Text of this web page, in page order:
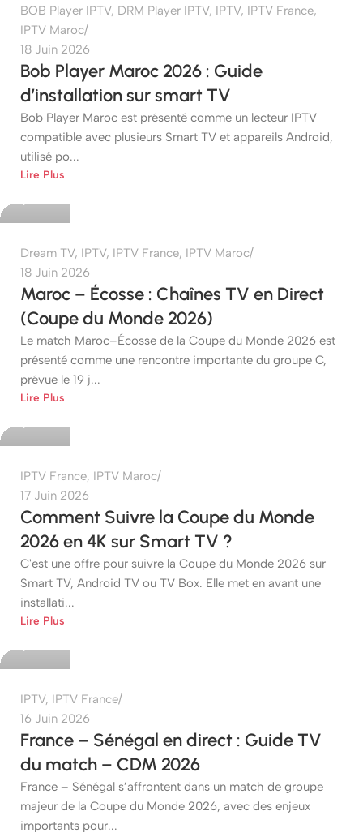
BOB Player IPTV, DRM Player IPTV, IPTV, IPTV France,
IPTV Maroc
18 Juin 2026
Bob Player Maroc 2026 : Guide
d’installation sur smart TV
Bob Player Maroc est présenté comme un lecteur IPTV
compatible avec plusieurs Smart TV et appareils Android,
utilisé po...
Lire Plus
etshop
Dream TV, IPTV, IPTV France, IPTV Maroc
18 Juin 2026
Maroc – Écosse : Chaînes TV en Direct
(Coupe du Monde 2026)
Le match Maroc–Écosse de la Coupe du Monde 2026 est
présenté comme une rencontre importante du groupe C,
prévue le 19 j...
Lire Plus
etshop
IPTV France, IPTV Maroc
17 Juin 2026
Comment Suivre la Coupe du Monde
2026 en 4K sur Smart TV ?
C'est une offre pour suivre la Coupe du Monde 2026 sur
Smart TV, Android TV ou TV Box. Elle met en avant une
installati...
Lire Plus
etshop
IPTV, IPTV France
16 Juin 2026
France – Sénégal en direct : Guide TV
du match – CDM 2026
France – Sénégal s’affrontent dans un match de groupe
majeur de la Coupe du Monde 2026, avec des enjeux
importants pour...